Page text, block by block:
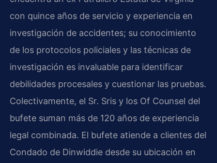
con quince años de servicio y experiencia en
investigación de accidentes; su conocimiento
de los protocolos policiales y las técnicas de
investigación es invaluable para identificar
debilidades procesales y cuestionar las pruebas.
Colectivamente, el Sr. Sris y los Of Counsel del
bufete suman más de 120 años de experiencia
legal combinada. El bufete atiende a clientes del
Condado de Dinwiddie desde su ubicación en